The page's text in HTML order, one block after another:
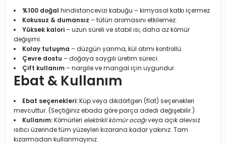
%100 doğal hindistancevizi kabuğu – kimyasal katkı içermez.
Kokusuz & dumansız – tütün aromasını etkilemez.
Yüksek kalori– uzun süreli ve stabil ısı, daha az kömür
değişimi.
Kolay tutuşma – düzgün yanma, kül atımı kontrollü.
Çevre dostu – doğaya saygılı üretim süreci.
Çift kullanım– nargile ve mangal için uygundur.
Ebat & Kullanım
Ebat seçenekleri:Küp veya dikdörtgen (flat) seçenekleri
mevcuttur. (Seçtiğiniz ebada göre parça adedi değişebilir.)
Kullanım:Kömürleri elektrikli kömür ocağıveya açık alevsiz
ısıtıcı üzerinde tüm yüzeyleri kızarana kadar yakınız. Tam
kızarmadan kullanmayınız.